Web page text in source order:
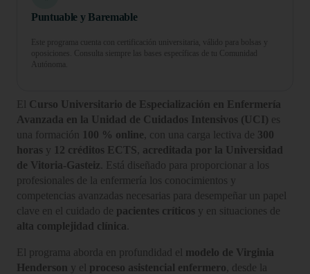
Puntuable y Baremable
Este programa cuenta con certificación universitaria, válido para bolsas y
oposiciones. Consulta siempre las bases específicas de tu Comunidad
Autónoma.
El Curso Universitario de Especialización en Enfermería
Avanzada en la Unidad de Cuidados Intensivos (UCI) es
una formación 100 % online , con una carga lectiva de 300
horas y 12 créditos ECTS acreditada por la Universidad
de Vitoria-Gasteiz . Está diseñado para proporcionar a los
profesionales de la enfermería los conocimientos y
competencias avanzadas necesarias para desempeñar un papel
clave en el cuidado de pacientes críticos y en situaciones de
alta complejidad clínica
El programa aborda en profundidad el modelo de Virginia
Henderson y el proceso asistencial enfermero , desde la